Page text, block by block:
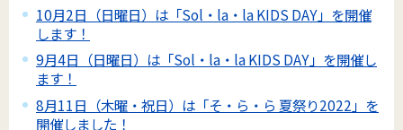
10月2日（日曜日）は「Sol・la・la KIDS DAY」を開催
します！
9月4日（日曜日）は「Sol・la・la KIDS DAY」を開催し
ます！
8月11日（木曜・祝日）は「そ・ら・ら 夏祭り2022」を
開催しました！